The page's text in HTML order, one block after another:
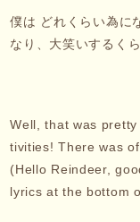
僕は どれくらい為に
なり、大笑いするく
Well, that was
tivities! There was
(Hello Reindeer,
lyrics at the bottom